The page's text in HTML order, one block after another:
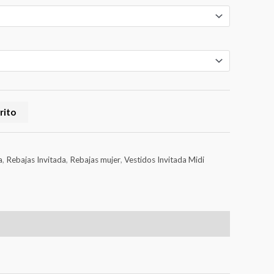
, Rebajas Invitada, Rebajas mujer, Vestidos Invitada Midi